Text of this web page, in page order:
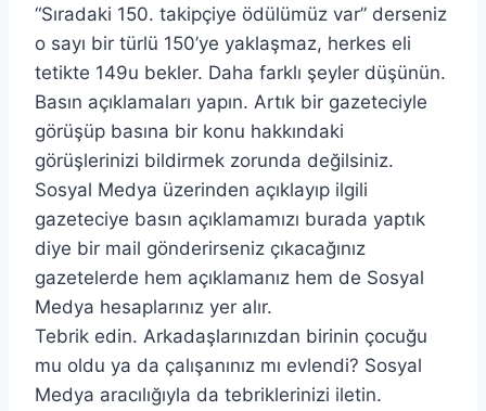
“Sıradaki 150. takipçiye ödülümüz var” derseniz
o sayı bir türlü 150’ye yaklaşmaz, herkes eli
tetikte 149u bekler. Daha farklı şeyler düşünün.
Basın açıklamaları yapın. Artık bir gazeteciyle
görüşüp basına bir konu hakkındaki
görüşlerinizi bildirmek zorunda değilsiniz.
Sosyal Medya üzerinden açıklayıp ilgili
gazeteciye basın açıklamamızı burada yaptık
diye bir mail gönderirseniz çıkacağınız
gazetelerde hem açıklamanız hem de Sosyal
Medya hesaplarınız yer alır.
Tebrik edin. Arkadaşlarınızdan birinin çocuğu
mu oldu ya da çalışanınız mı evlendi? Sosyal
Medya aracılığıyla da tebriklerinizi iletin.